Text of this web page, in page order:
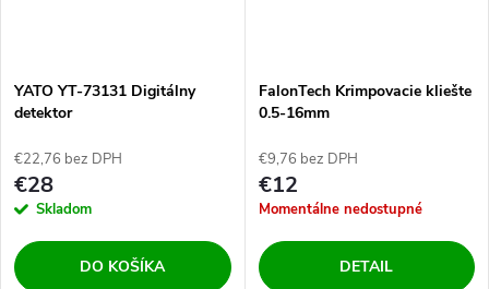
YATO YT-73131 Digitálny
detektor
€22,76 bez DPH
€28
Skladom
DO KOŠÍKA
FalonTech Krimpovacie kliešte
0.5-16mm
€9,76 bez DPH
€12
Momentálne nedostupné
DETAIL